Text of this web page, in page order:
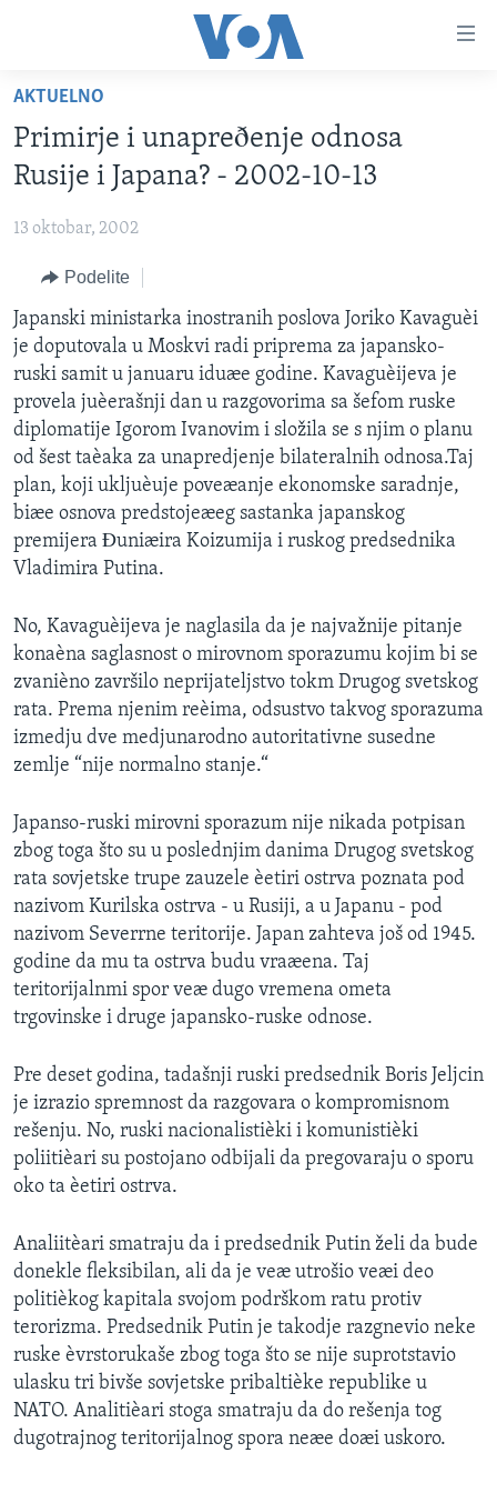
glavni
sadržaj
Idi
na
glavnu
pretragu
AMERIKA
BALKAN
GLOBALNE TEME
EKONOMIJA
NAUKA I TEHNOLOGIJA
MEDICINA
KULTURA
DRUŠTVO
SPORT
INTERVJU
TV PROGRAM
OTVORENI STUDIO
IZ AMERIKE
PRATITE NAS
Jezici
AKTUELNO
Primirje i unapreðenje odnosa
Rusije i Japana? - 2002-10-13
13 oktobar, 2002
Podelite
Japanski ministarka inostranih poslova Joriko Kavaguèi
je doputovala u Moskvi radi priprema za japansko-
ruski samit u januaru iduæe godine. Kavaguèijeva je
provela juèerašnji dan u razgovorima sa šefom ruske
diplomatije Igorom Ivanovim i složila se s njim o planu
od šest taèaka za unapredjenje bilateralnih odnosa.Taj
plan, koji ukljuèuje poveæanje ekonomske saradnje,
biæe osnova predstojeæeg sastanka japanskog
premijera Ðuniæira Koizumija i ruskog predsednika
Vladimira Putina.
No, Kavaguèijeva je naglasila da je najvažnije pitanje
konaèna saglasnost o mirovnom sporazumu kojim bi se
zvanièno završilo neprijateljstvo tokm Drugog svetskog
rata. Prema njenim reèima, odsustvo takvog sporazuma
izmedju dve medjunarodno autoritativne susedne
zemlje “nije normalno stanje.“
Japanso-ruski mirovni sporazum nije nikada potpisan
zbog toga što su u poslednjim danima Drugog svetskog
rata sovjetske trupe zauzele èetiri ostrva poznata pod
nazivom Kurilska ostrva - u Rusiji, a u Japanu - pod
nazivom Severrne teritorije. Japan zahteva još od 1945.
godine da mu ta ostrva budu vraæena. Taj
teritorijalnmi spor veæ dugo vremena ometa
trgovinske i druge japansko-ruske odnose.
Pre deset godina, tadašnji ruski predsednik Boris Jeljcin
je izrazio spremnost da razgovara o kompromisnom
rešenju. No, ruski nacionalistièki i komunistièki
poliitièari su postojano odbijali da pregovaraju o sporu
oko ta èetiri ostrva.
Analiitèari smatraju da i predsednik Putin želi da bude
donekle fleksibilan, ali da je veæ utrošio veæi deo
politièkog kapitala svojom podrškom ratu protiv
terorizma. Predsednik Putin je takodje razgnevio neke
ruske èvrstorukaše zbog toga što se nije suprotstavio
ulasku tri bivše sovjetske pribaltièke republike u
NATO. Analitièari stoga smatraju da do rešenja tog
dugotrajnog teritorijalnog spora neæe doæi uskoro.